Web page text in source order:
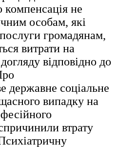
не
особам, які
громадянам,
витрати на
відповідно до
державне соціальне
випадку на
втрату